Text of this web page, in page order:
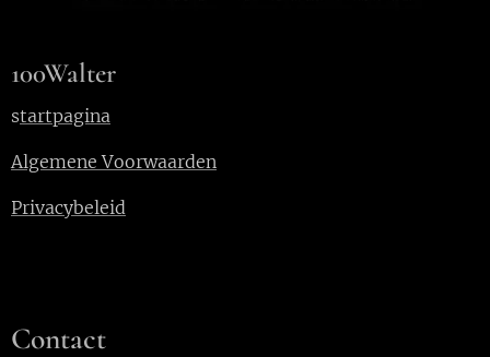
100Walter
startpagina
Algemene Voorwaarden
Privacybeleid
Contact